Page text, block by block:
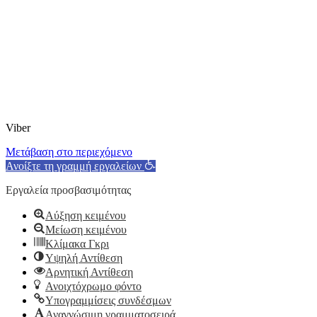
Viber
Μετάβαση στο περιεχόμενο
Ανοίξτε τη γραμμή εργαλείων
Εργαλεία προσβασιμότητας
Αύξηση κειμένου
Μείωση κειμένου
Κλίμακα Γκρι
Υψηλή Αντίθεση
Αρνητική Αντίθεση
Ανοιχτόχρωμο φόντο
Υπογραμμίσεις συνδέσμων
Αναγνώσιμη γραμματοσειρά